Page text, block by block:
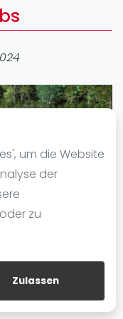
um die Website
der
zu
Zulassen
plätze. Egal ob
einfach